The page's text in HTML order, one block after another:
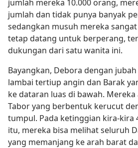
jumlah mereka 10.000 orang,
jumlah dan tidak punya banyak
sedangkan musuh mereka
tetap datang untuk berperang,
dukungan dari satu wanita ini.
Bayangkan, Debora dengan
lambai tertiup angin dan Barak
ke dataran luas di bawah.
Tabor yang berbentuk kerucut
tumpul. Pada ketinggian kira-kira
itu, mereka bisa melihat seluruh
yang memanjang ke arah barat